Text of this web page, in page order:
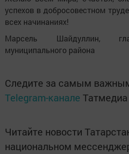
успехов в добросовестном
всех начинаниях!
Марсель Шайдуллин,
муниципального района
Следите за самым
Telegram-канале Татмедиа
Читайте новости
национальном